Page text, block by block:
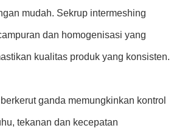
mudah. Sekrup intermeshing
dan homogenisasi yang
kualitas produk yang konsisten.
ganda memungkinkan kontrol
tekanan dan kecepatan